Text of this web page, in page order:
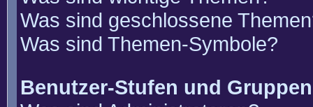
Was sind geschlossene
Was sind Themen-Symbole?
Benutzer-Stufen und Gruppen